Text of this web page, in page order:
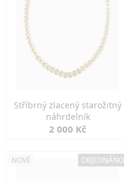
Stříbrný zlacený starožitný
náhrdelník
2 000 Kč
NOVÉ OBJEDNÁNO